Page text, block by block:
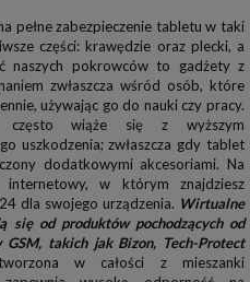
pełne zabezpieczenie tabletu w taki
części: krawędzie oraz plecki, a
naszych pokrowców to gadżety z
zwłaszcza wśród osób, które
używając go do nauki czy pracy.
często wiąże się z wyższym
uszkodzenia; zwłaszcza gdy tablet
dodatkowymi akcesoriami. Na
w którym znajdziesz
dla swojego urządzenia. Wirtualne
się od produktów pochodzących od
takich jak Bizon, Tech-Protect
w całości z mieszanki